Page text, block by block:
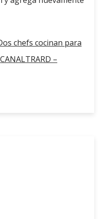
chefs cocinan para
CANALTRARD –